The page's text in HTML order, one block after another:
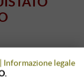
| Informazione legale